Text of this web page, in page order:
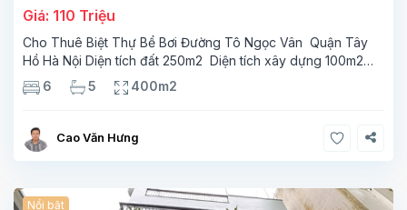
Giá: 110 Triệu
Cho Thuê Biệt Thự Bể Bơi Đường Tô Ngọc Vân Quận Tây
Hồ Hà Nội Diện tích đất 250m2 Diện tích xây dựng 100m2
Xây 4 tầng, 6 phòng ngủ 5 phòng tắm Tầng 1, , phòng
khách , phòng bếp-1wc Tầng 2, 2 phòng
6 5 400m2
Cao Văn Hưng
Nổi bật